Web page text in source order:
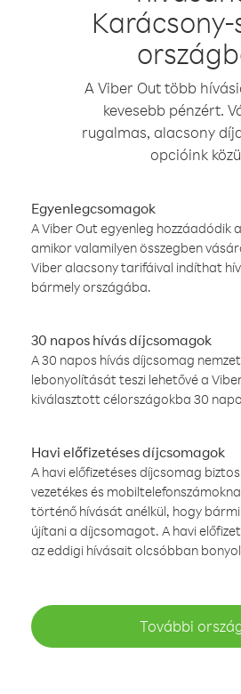
A Viber Out több
kevesebb pénzért.
rugalmas, alacsony
opcióink
Egyenlegcsomagok
A Viber Out egyenleg hozzáadódik
amikor valamilyen összegben
Viber alacsony tarifáival indíthat
bármely országába.
30 napos hívás díjcsomagok
A 30 napos hívás díjcsomag
lebonyolítását teszi lehetővé a
kiválasztott célországokba 30
Havi előfizetéses díjcsomagok
A havi előfizetéses díjcsomag
vezetékes és
történő hívását anélkül, hogy
újítani a díjcsomagot. A havi
az eddigi hívásait olcsóbban
További